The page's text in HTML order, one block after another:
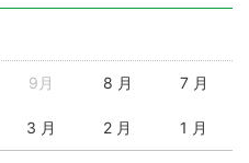
9月 8 月 7 月
3 月 2 月 1 月